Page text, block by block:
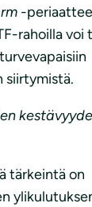
-
rahoilla voi
siirtymistä.
tärkeintä on